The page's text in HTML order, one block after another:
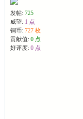
发帖: 725
威望: 1 点
铜币: 727 枚
贡献值: 0 点
好评度: 0 点